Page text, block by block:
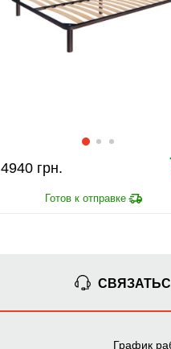
4940 грн.
График